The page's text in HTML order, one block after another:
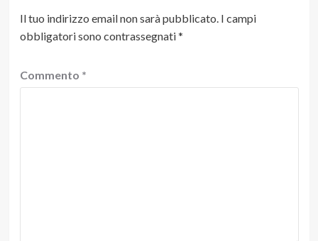
Il tuo indirizzo email non sarà pubblicato. I campi
obbligatori sono contrassegnati*
Commento *